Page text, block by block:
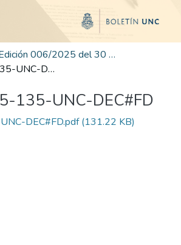
Edición 006/2025 del 30 de junio de 2025
RHCD-2025-135-UNC-DEC#FD
135-UNC-DEC#FD
DEC#FD.pdf(131.22 KB)